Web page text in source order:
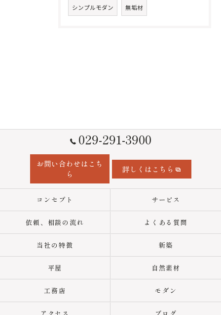
シンプルモダン 無垢材
029-291-3900
お問い合わせはこち
ら
詳しくはこちら
コンセプト サービス
依頼、相談の流れ よくある質問
当社の特徴 新築
平屋 自然素材
工務店 モダン